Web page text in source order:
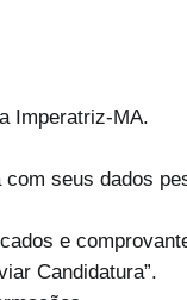
Imperatriz-MA.
seus dados
e
Candidatura”.